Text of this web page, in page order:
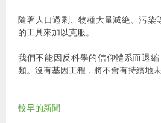
隨著人口過剩、物種大量滅絶、污
的工具來加以克服。
我們不能因反科學的信仰體系而退
類。沒有基因工程，將不會有持續地
較早的新聞